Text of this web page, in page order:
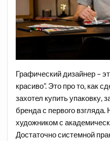
Графический дизайнер –
красиво”. Это про то, как
захотел купить упаковку,
бренда с первого
художником с
Достаточно системной